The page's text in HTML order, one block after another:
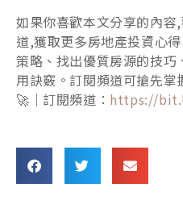
如果你喜歡本文分享的內
道,獲取更多房地產投資心
策略、找出優質房源的技
用訣竅。訂閱頻道可搶先掌
🚀｜訂閱頻道： https://